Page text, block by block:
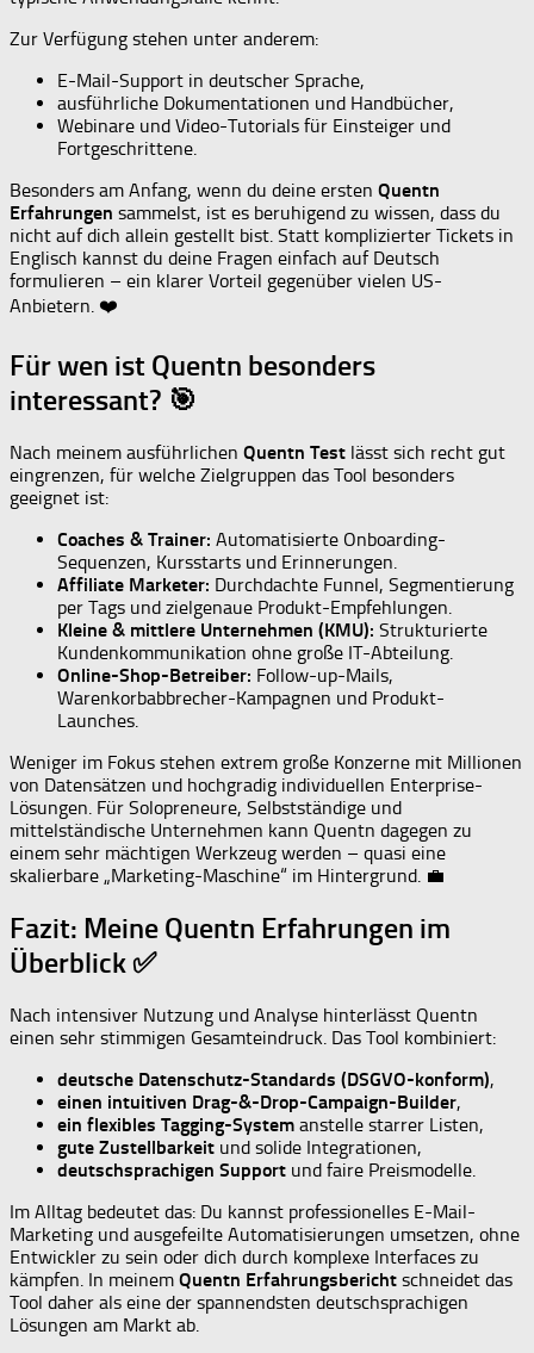
Zur Verfügung stehen unter anderem:
E-Mail-Support in deutscher Sprache,
ausführliche Dokumentationen und Handbücher,
Webinare und Video-Tutorials für Einsteiger und
Fortgeschrittene.
Besonders am Anfang, wenn du deine ersten Quentn
Erfahrungen sammelst, ist es beruhigend zu wissen, dass du
nicht auf dich allein gestellt bist. Statt komplizierter Tickets in
Englisch kannst du deine Fragen einfach auf Deutsch
formulieren – ein klarer Vorteil gegenüber vielen US-
Anbietern. ❤️
Für wen ist Quentn besonders
interessant? 🎯
Nach meinem ausführlichen Quentn Test lässt sich recht gut
eingrenzen, für welche Zielgruppen das Tool besonders
geeignet ist:
Coaches & Trainer: Automatisierte Onboarding-
Sequenzen, Kursstarts und Erinnerungen.
Affiliate Marketer: Durchdachte Funnel, Segmentierung
per Tags und zielgenaue Produkt-Empfehlungen.
Kleine & mittlere Unternehmen (KMU): Strukturierte
Kundenkommunikation ohne große IT-Abteilung.
Online-Shop-Betreiber: Follow-up-Mails,
Warenkorbabbrecher-Kampagnen und Produkt-
Launches.
Weniger im Fokus stehen extrem große Konzerne mit Millionen
von Datensätzen und hochgradig individuellen Enterprise-
Lösungen. Für Solopreneure, Selbstständige und
mittelständische Unternehmen kann Quentn dagegen zu
einem sehr mächtigen Werkzeug werden – quasi eine
skalierbare „Marketing-Maschine“ im Hintergrund. 💼
Fazit: Meine Quentn Erfahrungen im
Überblick ✅
Nach intensiver Nutzung und Analyse hinterlässt Quentn
einen sehr stimmigen Gesamteindruck. Das Tool kombiniert:
deutsche Datenschutz-Standards (DSGVO-konform),
einen intuitiven Drag-&-Drop-Campaign-Builder,
ein flexibles Tagging-System anstelle starrer Listen,
gute Zustellbarkeit und solide Integrationen,
deutschsprachigen Support und faire Preismodelle.
Im Alltag bedeutet das: Du kannst professionelles E-Mail-
Marketing und ausgefeilte Automatisierungen umsetzen, ohne
Entwickler zu sein oder dich durch komplexe Interfaces zu
kämpfen. In meinem Quentn Erfahrungsbericht schneidet das
Tool daher als eine der spannendsten deutschsprachigen
Lösungen am Markt ab.